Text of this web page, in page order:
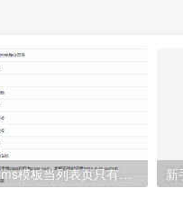
PbootCms模板当列表页只有一页的时候不显示分页的小技巧